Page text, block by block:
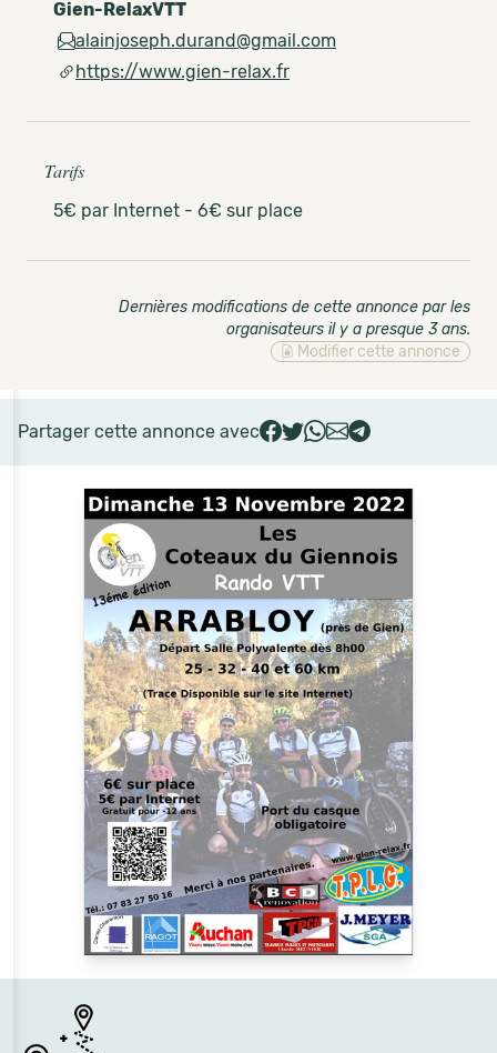
Gien-RelaxVTT
alainjoseph.durand@gmail.com
https://www.gien-relax.fr
Tarifs
5€ par Internet - 6€ sur place
Dernières modifications de cette annonce par les
organisateurs il y a presque 3 ans.
Modifier cette annonce
Partager cette annonce avec